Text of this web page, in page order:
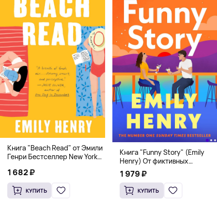
Книга "Beach Read" от Эмили
Генри Бестселлер New York
1 682 ₽
КУПИТЬ
Книга "Funny Story" (Emily
Henry) От фиктивных
свиданий к реальной любви
1 979 ₽
КУПИТЬ